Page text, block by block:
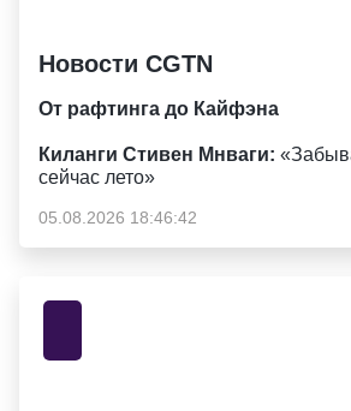
Новости CGTN
От рафтинга до Кайфэна
Киланги Стивен Мнваги:
сейчас лето»
05.08.2026 18:46:42